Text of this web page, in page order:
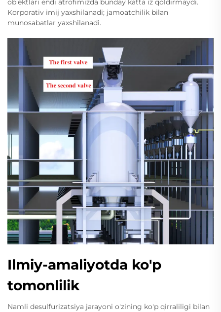
ob'ektlari endi atrofimizda bunday katta iz qoldirmaydi.
Korporativ imij yaxshilanadi; jamoatchilik bilan
munosabatlar yaxshilanadi.
Ilmiy-amaliyotda ko'p
tomonlilik
Namli desulfurizatsiya jarayoni o'zining ko'p qirraliligi bilan